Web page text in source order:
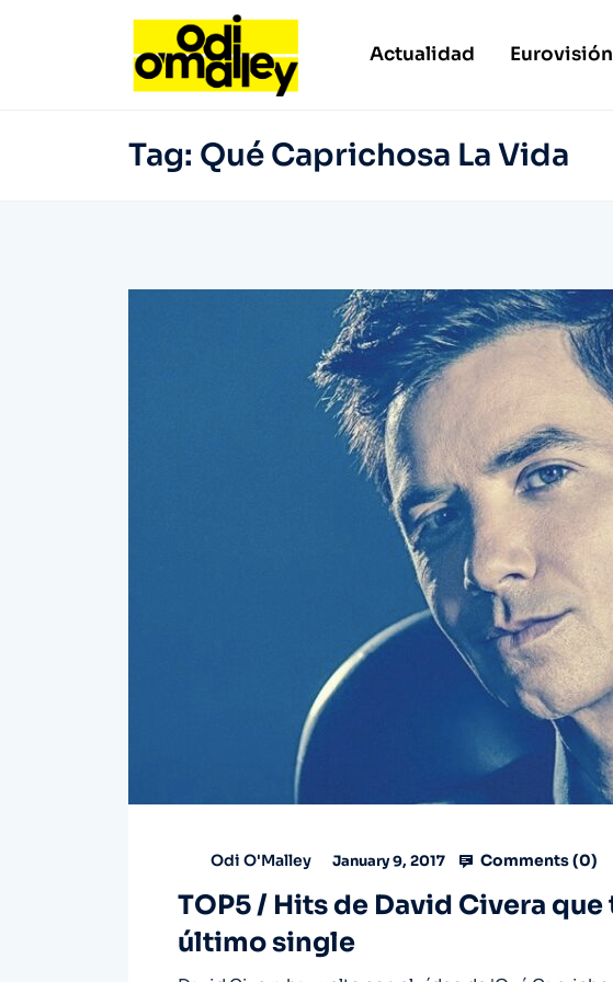
Actualidad Eurovisión
Tag: Qué Caprichosa La Vida
Odi O'Malley January 9, 2017 Comments (0)
TOP5 / Hits de David Civera
último single